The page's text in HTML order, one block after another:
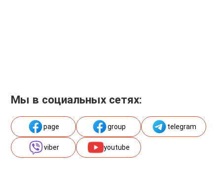
Мы в социальных сетях:
page group telegram
viber youtube